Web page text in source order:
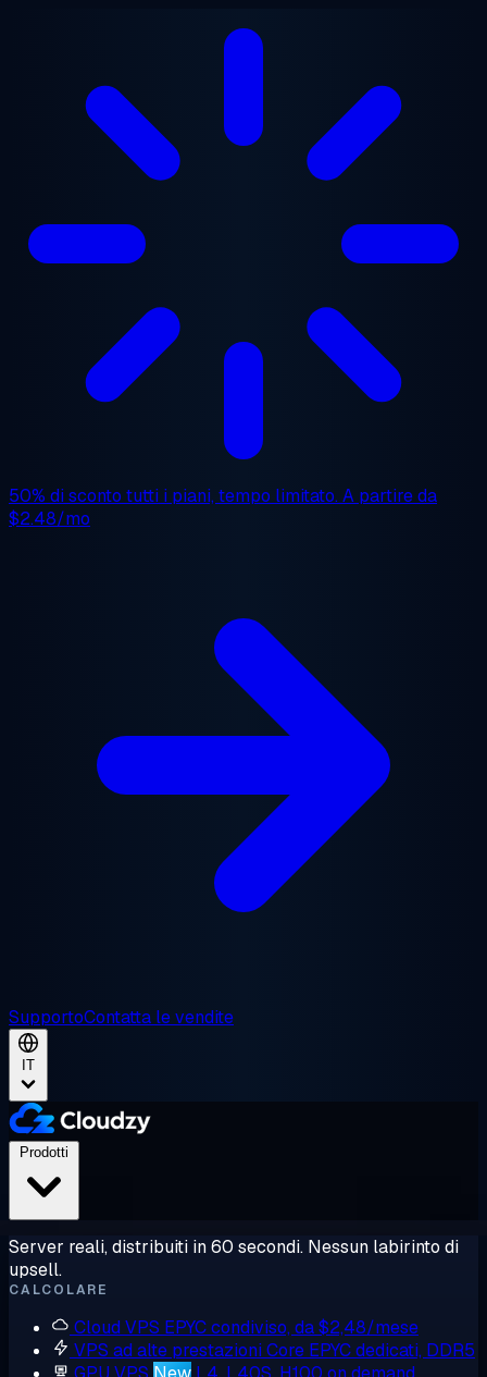
50% di sconto tutti i piani, tempo limitato. A partire da
$2.48/mo
SupportoContatta le vendite
IT
Server reali, distribuiti in 60 secondi. Nessun labirinto di
upsell.
CALCOLARE
Cloud VPS EPYC condiviso, da $2,48/mese
VPS ad alte prestazioni Core EPYC dedicati, DDR5